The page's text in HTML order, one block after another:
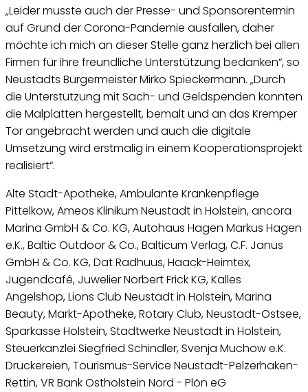
„Leider musste auch der Presse- und Sponsorentermin
auf Grund der Corona-Pandemie ausfallen, daher
möchte ich mich an dieser Stelle ganz herzlich bei allen
Firmen für ihre freundliche Unterstützung bedanken“, so
Neustadts Bürgermeister Mirko Spieckermann. „Durch
die Unterstützung mit Sach- und Geldspenden konnten
die Malplatten hergestellt, bemalt und an das Kremper
Tor angebracht werden und auch die digitale
Umsetzung wird erstmalig in einem Kooperationsprojekt
realisiert“.
Alte Stadt-Apotheke, Ambulante Krankenpflege
Pittelkow, Ameos Klinikum Neustadt in Holstein, ancora
Marina GmbH & Co. KG, Autohaus Hagen Markus Hagen
e.K., Baltic Outdoor & Co., Balticum Verlag, C.F. Janus
GmbH & Co. KG, Dat Radhuus, Haack-Heimtex,
Jugendcafé, Juwelier Norbert Frick KG, Kalles
Angelshop, Lions Club Neustadt in Holstein, Marina
Beauty, Markt-Apotheke, Rotary Club, Neustadt-Ostsee,
Sparkasse Holstein, Stadtwerke Neustadt in Holstein,
Steuerkanzlei Siegfried Schindler, Svenja Muchow e.K.
Druckereien, Tourismus-Service Neustadt-Pelzerhaken-
Rettin, VR Bank Ostholstein Nord - Plön eG